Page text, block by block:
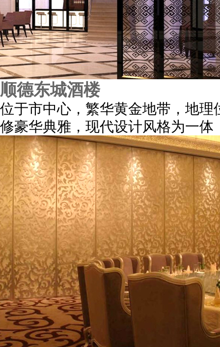
顺德东城酒楼
位于市中心，繁华黄金地带，地
修豪华典雅，现代设计风格为一体